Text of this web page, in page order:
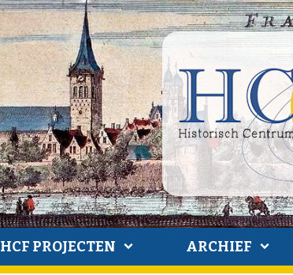
HCF PROJECTEN ARCHIEF